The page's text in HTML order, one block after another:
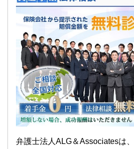
弁護士法人ALG＆Associatesは、